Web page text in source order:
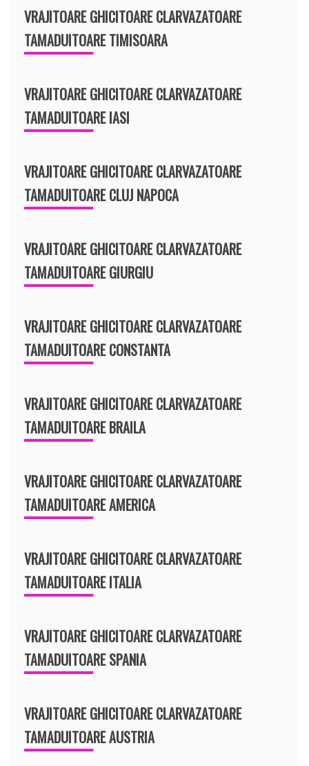
VRAJITOARE GHICITOARE CLARVAZATOARE
TAMADUITOARE TIMISOARA
VRAJITOARE GHICITOARE CLARVAZATOARE
TAMADUITOARE IASI
VRAJITOARE GHICITOARE CLARVAZATOARE
TAMADUITOARE CLUJ NAPOCA
VRAJITOARE GHICITOARE CLARVAZATOARE
TAMADUITOARE GIURGIU
VRAJITOARE GHICITOARE CLARVAZATOARE
TAMADUITOARE CONSTANTA
VRAJITOARE GHICITOARE CLARVAZATOARE
TAMADUITOARE BRAILA
VRAJITOARE GHICITOARE CLARVAZATOARE
TAMADUITOARE AMERICA
VRAJITOARE GHICITOARE CLARVAZATOARE
TAMADUITOARE ITALIA
VRAJITOARE GHICITOARE CLARVAZATOARE
TAMADUITOARE SPANIA
VRAJITOARE GHICITOARE CLARVAZATOARE
TAMADUITOARE AUSTRIA